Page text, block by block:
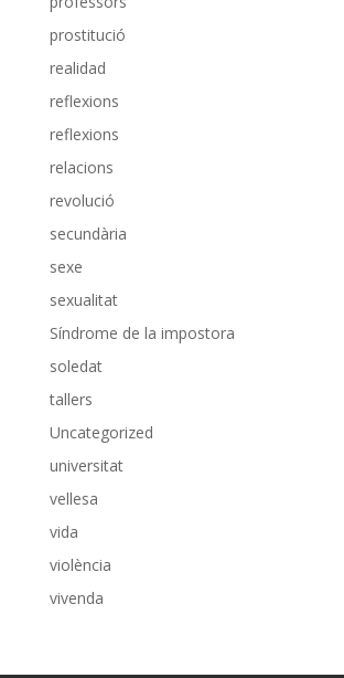
prostitució
realidad
reflexions
reflexions
relacions
revolució
secundària
sexe
sexualitat
Síndrome de la impostora
soledat
tallers
Uncategorized
universitat
vellesa
vida
violència
vivenda